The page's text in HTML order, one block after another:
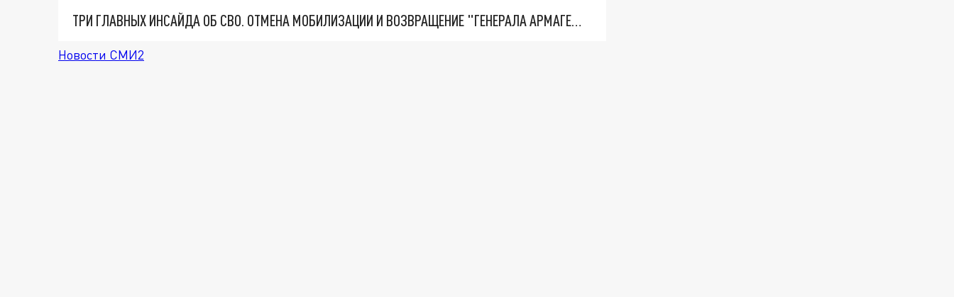
ТРИ ГЛАВНЫХ ИНСАЙДА ОБ СВО. ОТМЕНА МОБИЛИЗАЦИИ И ВОЗВРАЩЕНИЕ "ГЕНЕРАЛА АРМАГЕДДОНА"? ОТЛИЧНЫЕ НОВОСТИ, КОТОРЫЕ ЖДАЛИ ВСЕ
Новости СМИ2